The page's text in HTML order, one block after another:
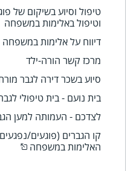
טיפול וסיוע בשיקום של
וטיפול באלימות במשפחה
דיווח על אלימות במשפחה
מרכז קשר הורה-ילד
סיוע בשכר דירה לגבר
בית נועם - בית טיפולי
לצדכם - העמותה למען
קו הגברים (פוגעים/
האלימות במשפחה